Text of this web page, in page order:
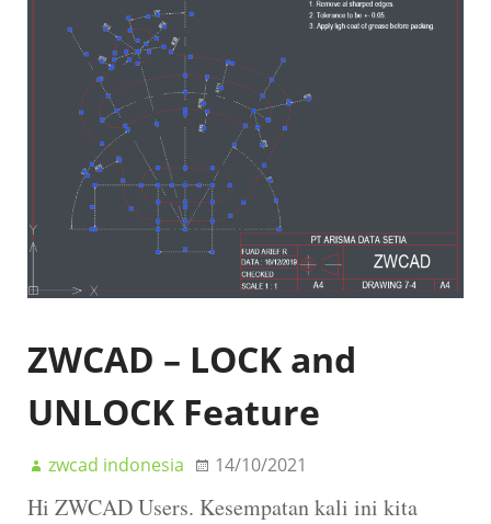
ZWCAD – LOCK and
UNLOCK Feature
zwcad indonesia 14/10/2021
Hi ZWCAD Users. Kesempatan kali ini kita